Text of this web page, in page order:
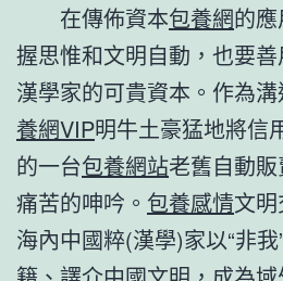
在傳佈資本包養網的
握思惟和文明自動，也要善
漢學家的可貴資本。作為
養網VIP明牛土豪猛地將信
的一台包養網站老舊自動
痛苦的呻吟。 包養感情文明
海內中國粹(漢學)家以“非